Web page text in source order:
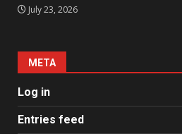
July 23, 2026
META
Log in
Entries feed